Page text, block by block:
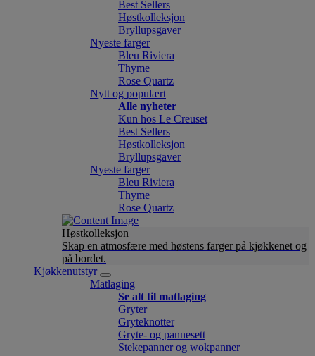
Best Sellers
Høstkolleksjon
Bryllupsgaver
Nyeste farger
Bleu Riviera
Thyme
Rose Quartz
Nytt og populært
Alle nyheter
Kun hos Le Creuset
Best Sellers
Høstkolleksjon
Bryllupsgaver
Nyeste farger
Bleu Riviera
Thyme
Rose Quartz
Høstkolleksjon
Skap en atmosfære med høstens farger på kjøkkenet og
på bordet.
Kjøkkenutstyr
Matlaging
Se alt til matlaging
Gryter
Gryteknotter
Gryte- og pannesett
Stekepanner og wokpanner